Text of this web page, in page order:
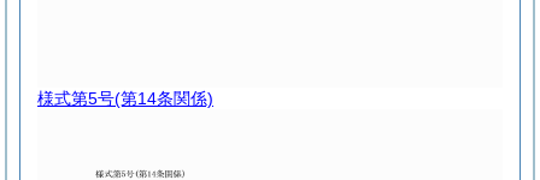
様式第5号(第14条関係)